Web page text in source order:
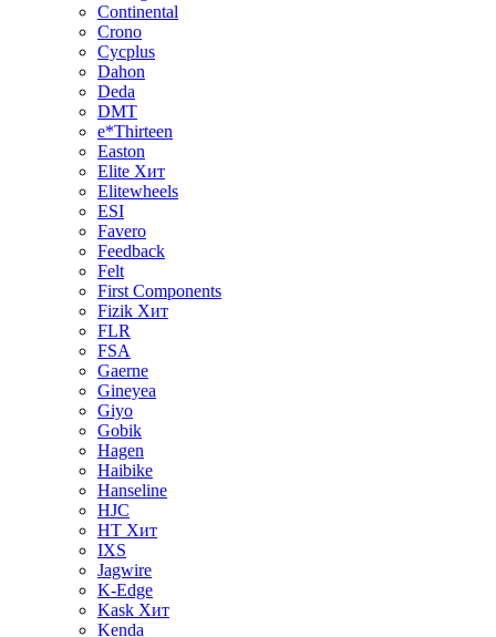
Continental
Crono
Cycplus
Dahon
Deda
DMT
e*Thirteen
Easton
Elite Хит
Elitewheels
ESI
Favero
Feedback
Felt
First Components
Fizik Хит
FLR
FSA
Gaerne
Gineyea
Giyo
Gobik
Hagen
Haibike
Hanseline
HJC
HT Хит
IXS
Jagwire
K-Edge
Kask Хит
Kenda